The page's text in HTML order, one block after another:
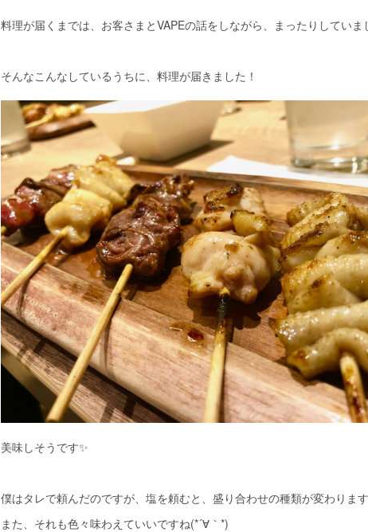
料理が届くまでは、お客さまとVAPEの話をしながら、まったりしてい
そんなこんなしているうちに、料理が届きました！
美味しそうです✨
僕はタレで頼んだのですが、塩を頼むと、盛り合わせの種類が変わります
また、それも色々味わえていいですね(*´∀｀*)